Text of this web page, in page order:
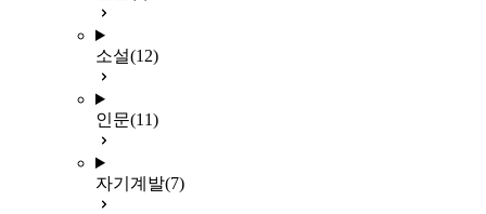
소설(12)
인문(11)
자기계발(7)